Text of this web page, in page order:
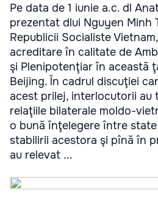
Pe data de 1 iunie a.c. dl
prezentat dlui Nguyen Minh
Republicii Socialiste
acreditare în calitate de
şi Plenipotenţiar în această
Beijing. În cadrul discuţiei
acest prilej, interlocutorii au
relaţiile bilaterale moldo-
o bună înţelegere între
stabilirii acestora şi pînă în
au relevat ...